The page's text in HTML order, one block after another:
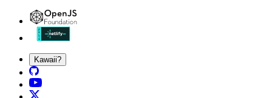
Kawaii?